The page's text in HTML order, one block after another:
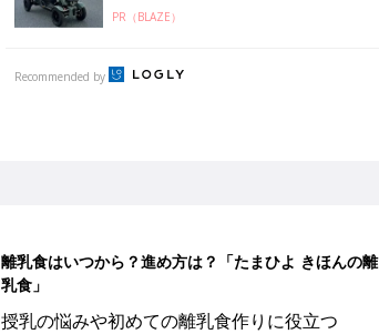
PR（BLAZE）
Recommended by
離乳食はいつから？進め方は？「たまひよ きほんの離
乳食」
授乳の悩みや初めての離乳食作りに役立つ